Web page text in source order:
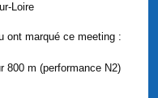
Loire
ont marqué ce meeting :
800 m (performance N2)